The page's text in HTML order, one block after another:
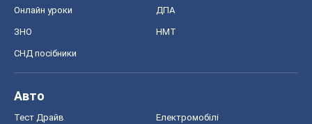
Онлайн уроки ДПА
ЗНО НМТ
СНД посібники
Авто
Тест Драйв Електромобілі